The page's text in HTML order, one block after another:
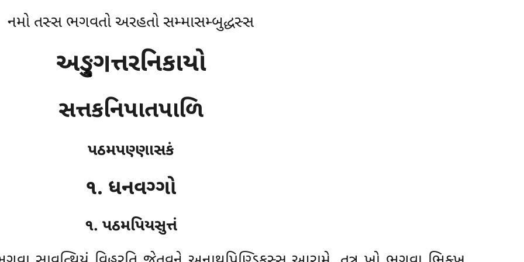
નમો તસ્સ ભગવતો અરહતો સમ્માસમ્બુદ્ધસ્સ
અઙ્ગુત્તરનિકાયો
સત્તકનિપાતપાળિ
પઠમપણ્ણાસકં
૧. ધનવગ્ગો
૧. પઠમપિયસુત્તં